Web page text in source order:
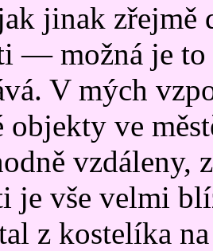
jinak zřejmě
— možná je to
V mých
ve
vzdáleny,
je vše velmi
z kostelíka